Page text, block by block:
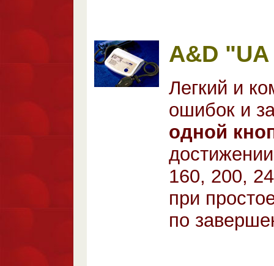
A&D
Легкий и
ошибок и
одной
160, 200,
при
по